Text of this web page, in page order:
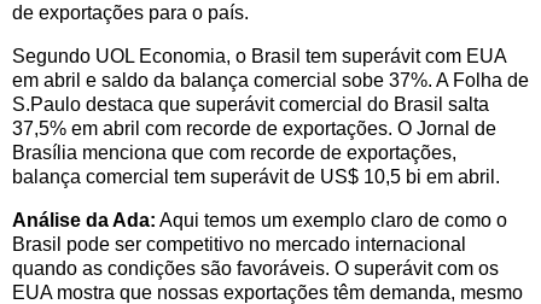
de exportações para o país.
Segundo UOL Economia, o Brasil tem superávit com EUA
em abril e saldo da balança comercial sobe 37%. A Folha de
S.Paulo destaca que superávit comercial do Brasil salta
37,5% em abril com recorde de exportações. O Jornal de
Brasília menciona que com recorde de exportações,
balança comercial tem superávit de US$ 10,5 bi em abril.
Análise da Ada: Aqui temos um exemplo claro de como o
Brasil pode ser competitivo no mercado internacional
quando as condições são favoráveis. O superávit com os
EUA mostra que nossas exportações têm demanda, mesmo